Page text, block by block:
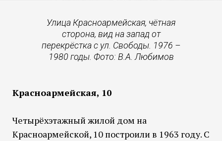
Улица Красноармейская, чётная
сторона, вид на запад от
перекрёстка с ул. Свободы. 1976 –
1980 годы. Фото: В.А. Любимов
Красноармейская, 10
Четырёхэтажный жилой дом на
Красноармейской, 10 построили в 1963 году. С